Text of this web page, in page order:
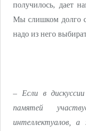
получилось, дает
Мы слишком долго
надо из него
– Если в
памятей
интеллектуалов,